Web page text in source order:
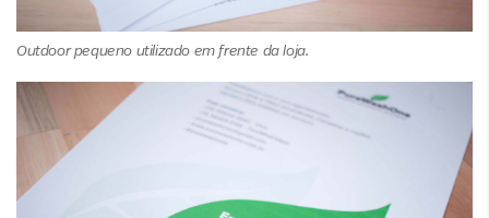
Outdoor pequeno utilizado em frente da loja.